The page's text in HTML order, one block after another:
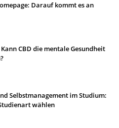
Darauf kommt es an
CBD die mentale Gesundheit
Selbstmanagement im Studium:
wählen